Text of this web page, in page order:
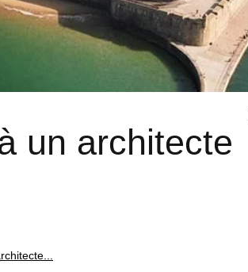
un architecte